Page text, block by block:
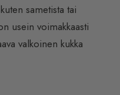
sametista tai
usein voimakkaasti
valkoinen kukka